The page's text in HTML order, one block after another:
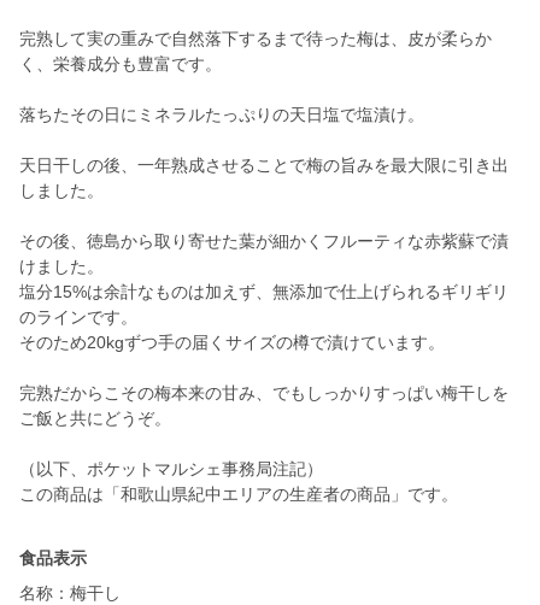
完熟して実の重みで自然落下するまで待った梅は、皮が柔らか
く、栄養成分も豊富です。
落ちたその日にミネラルたっぷりの天日塩で塩漬け。
天日干しの後、一年熟成させることで梅の旨みを最大限に引き出
しました。
その後、徳島から取り寄せた葉が細かくフルーティな赤紫蘇で漬
けました。
塩分15%は余計なものは加えず、無添加で仕上げられるギリギリ
のラインです。
そのため20kgずつ手の届くサイズの樽で漬けています。
完熟だからこその梅本来の甘み、でもしっかりすっぱい梅干しを
ご飯と共にどうぞ。
（以下、ポケットマルシェ事務局注記）
この商品は「和歌山県紀中エリアの生産者の商品」です。
食品表示
名称：梅干し